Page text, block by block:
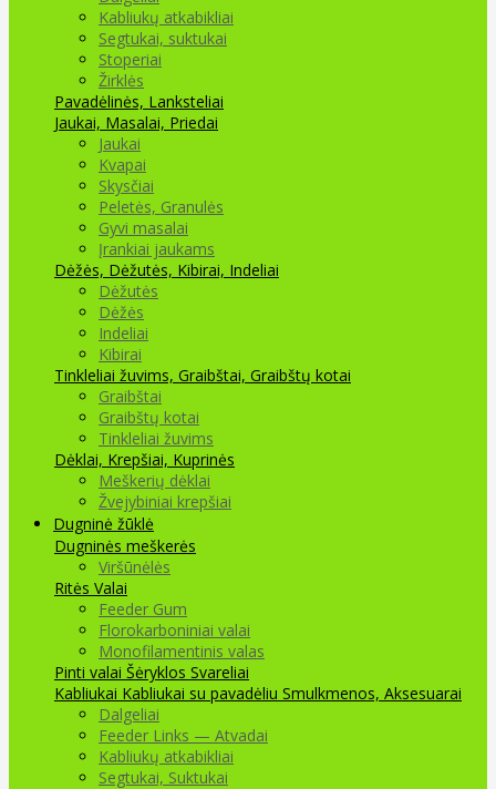
Kabliukų atkabikliai
Segtukai, suktukai
Stoperiai
Žirklės
Pavadėlinės, Lanksteliai
Jaukai, Masalai, Priedai
Jaukai
Kvapai
Skysčiai
Peletės, Granulės
Gyvi masalai
Įrankiai jaukams
Dėžės, Dėžutės, Kibirai, Indeliai
Dėžutės
Dėžės
Indeliai
Kibirai
Tinkleliai žuvims, Graibštai, Graibštų kotai
Graibštai
Graibštų kotai
Tinkleliai žuvims
Dėklai, Krepšiai, Kuprinės
Meškerių dėklai
Žvejybiniai krepšiai
Dugninė žūklė
Dugninės meškerės
Viršūnėlės
Ritės Valai
Feeder Gum
Florokarboniniai valai
Monofilamentinis valas
Pinti valai Šėryklos Svareliai
Kabliukai Kabliukai su pavadėliu Smulkmenos, Aksesuarai
Dalgeliai
Feeder Links — Atvadai
Kabliukų atkabikliai
Segtukai, Suktukai